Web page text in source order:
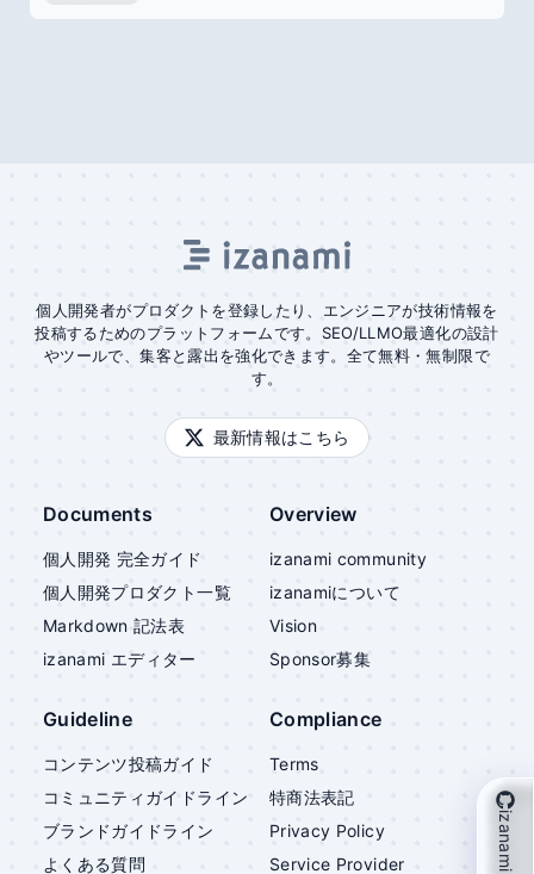
個人開発者がプロダクトを登録したり、エンジニアが技術情報を
投稿するためのプラットフォームです。SEO/LLMO最適化の設計
やツールで、集客と露出を強化できます。全て無料・無制限で
す。
最新情報はこちら
Documents
個人開発 完全ガイド
個人開発プロダクト一覧
Markdown 記法表
izanami エディター
Overview
izanami community
izanamiについて
Vision
Sponsor募集
Guideline
コンテンツ投稿ガイド
コミュニティガイドライン
ブランドガイドライン
よくある質問
Compliance
Terms
特商法表記
Privacy Policy
Service Provider
izanami を支援